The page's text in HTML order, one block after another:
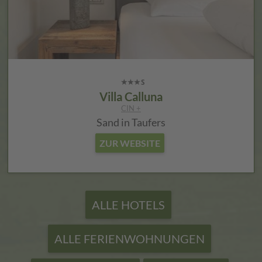
Villa Calluna
CIN +
Sand in Taufers
ZUR WEBSITE
ALLE HOTELS
ALLE FERIENWOHNUNGEN